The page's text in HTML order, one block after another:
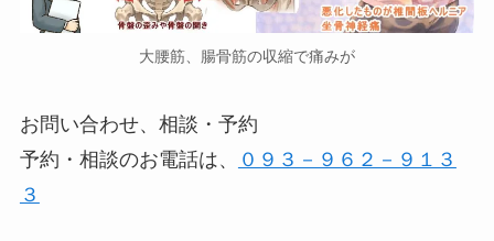
大腰筋、腸骨筋の収縮で痛みが
お問い合わせ、相談・予約
予約・相談のお電話は、
０９３－９６２－９１３
３